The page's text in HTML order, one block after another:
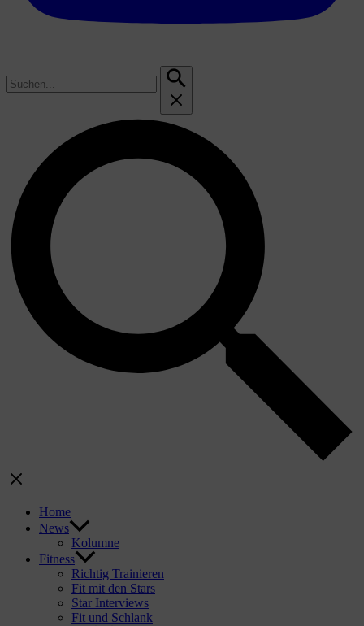
nach:
Home
News
Kolumne
Fitness
Richtig Trainieren
Fit mit den Stars
Star Interviews
Fit und Schlank